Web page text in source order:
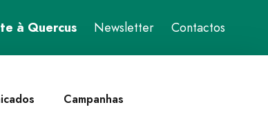
à Quercus Newsletter Contactos
Campanhas